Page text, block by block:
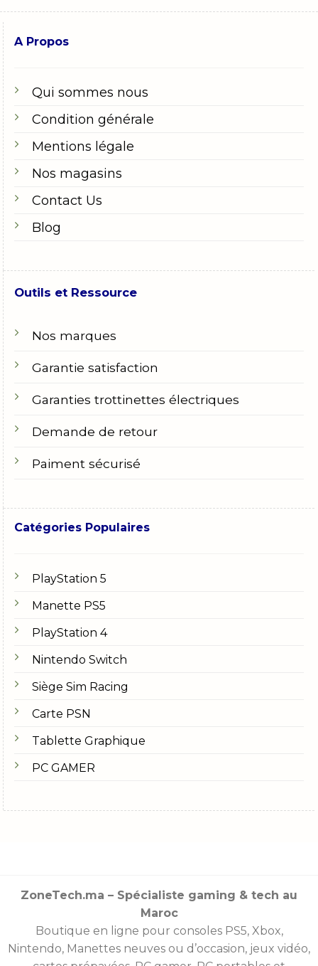
A Propos
Qui sommes nous
Condition générale
Mentions légale
Nos magasins
Contact Us
Blog
Outils et Ressource
Nos marques
Garantie satisfaction
Garanties trottinettes électriques
Demande de retour
Paiment sécurisé
Catégories Populaires
PlayStation 5
Manette PS5
PlayStation 4
Nintendo Switch
Siège Sim Racing
Carte PSN
Tablette Graphique
PC GAMER
ZoneTech.ma – Spécialiste gaming & tech au
Maroc
Boutique en ligne pour consoles PS5, Xbox,
Nintendo, Manettes neuves ou d’occasion, jeux vidéo,